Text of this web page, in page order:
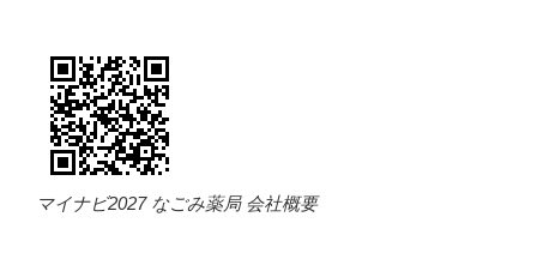
マイナビ2027 なごみ薬局 会社概要